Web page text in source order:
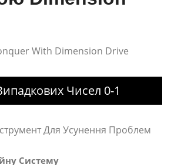
With Dimension Drive
Чисел 0-1
Для Усунення Проблем
Систему